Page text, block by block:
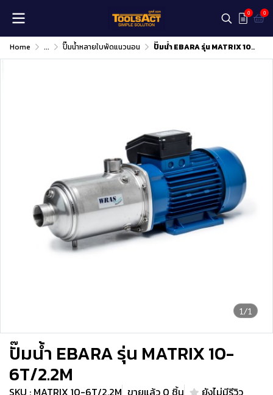
0 0
Home ... ปั๊มน้ำหลายใบพัดแนวนอน ปั๊มน้ำ EBARA รุ่น MATRIX 10-6T/2.2M
1/1
ปั๊มน้ำ EBARA รุ่น MATRIX 10-
6T/2.2M
SKU : MATRIX 10-6T/2.2M ขายแล้ว 0 ชิ้น ยังไม่มีรีวิว